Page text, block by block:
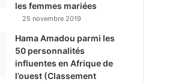
les femmes mariées
25 novembre 2019
Hama Amadou parmi les
50 personnalités
influentes en Afrique de
l’ouest (Classement